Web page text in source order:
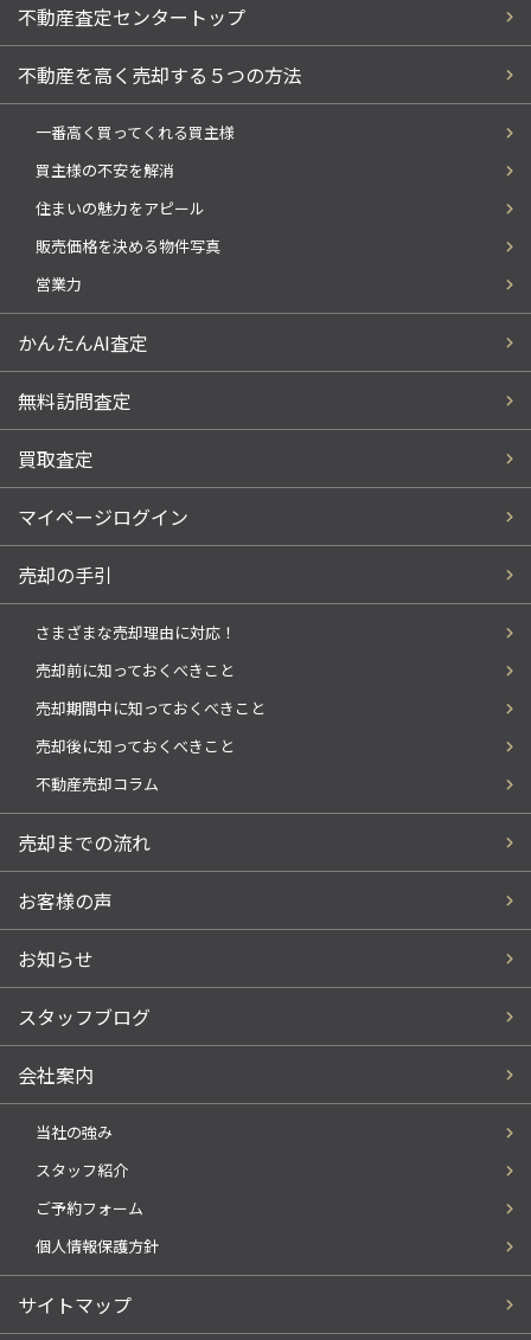
不動産査定センタートップ
不動産を高く売却する５つの方法
一番高く買ってくれる買主様
買主様の不安を解消
住まいの魅力をアピール
販売価格を決める物件写真
営業力
かんたんAI査定
無料訪問査定
買取査定
マイページログイン
売却の手引
さまざまな売却理由に対応！
売却前に知っておくべきこと
売却期間中に知っておくべきこと
売却後に知っておくべきこと
不動産売却コラム
売却までの流れ
お客様の声
お知らせ
スタッフブログ
会社案内
当社の強み
スタッフ紹介
ご予約フォーム
個人情報保護方針
サイトマップ